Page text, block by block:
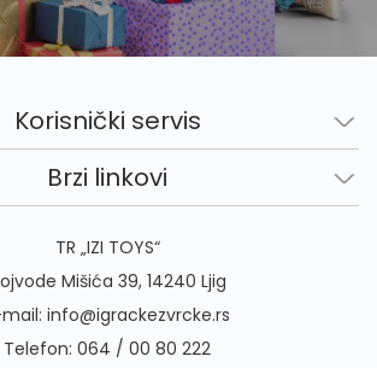
Korisnički servis
Brzi linkovi
TR „IZI TOYS“
Mišića 39, 14240 Ljig
info@igrackezvrcke.rs
Telefon: 064 / 00 80 222